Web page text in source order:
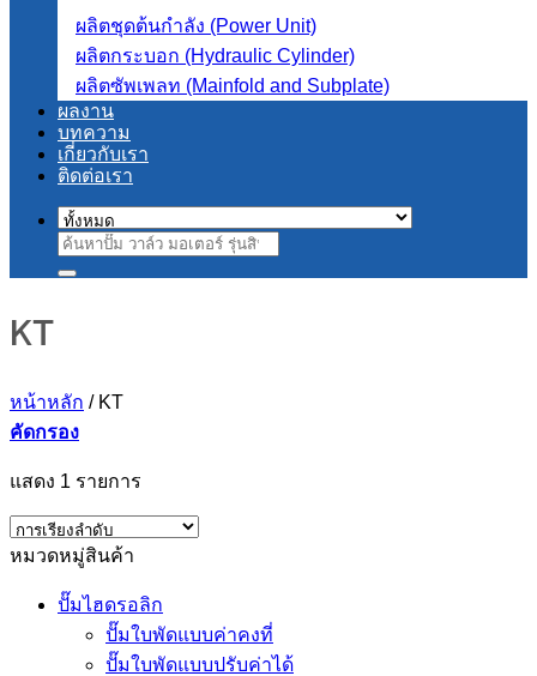
ผลิตชุดต้นกำลัง (Power Unit)
ผลิตกระบอก (Hydraulic Cylinder)
ผลิตซัพเพลท (Mainfold and Subplate)
ผลงาน
บทความ
เกี่ยวกับเรา
ติดต่อเรา
ค้นหา:
KT
หน้าหลัก /KT
คัดกรอง
แสดง 1 รายการ
หมวดหมู่สินค้า
ปั๊มไฮดรอลิก
ปั๊มใบพัดแบบค่าคงที่
ปั๊มใบพัดแบบปรับค่าได้